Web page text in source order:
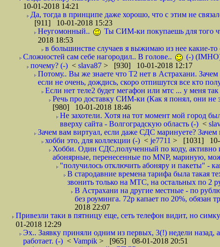
10-01-2018 14:21
Да, тогда в принципе даже хорошо, что с этим не
[911] 10-01-2018 15:23
Неугомонный..
Ты СИМ-ки покупаешь для того
2018 18:53
в большинстве случаев я выжимаю из нее какие-то
Сложностей сам себе нагородил.. В голове..
(-)
почему? (-) < slava87 > [930] 10-01-2018 12:17
Потому.. Вы же знаете что Т2 нет в Астрахани.
если не очень, дождись, скоро отпишутся все кто
Если нет теле2 будет мегафон или мтс ... у меня
Речь про доставку СИМ-ки (Как я понял, они не
[980] 10-01-2018 18:46
Не захотели. Хотя на тот момент мой город
вверху сайта - Волгоградскую область (-) <
Зачем вам виртуал, если даже СДС маринуете?
хобби это, для коллекции (-) < je7711 > [1031] 10-
Хобби. Один СДС,полученный по коду, активно
абонярные, перенесенные по MNP, мариную,
"получилось отключить абоняру и пакеты" -
В стародавние времена тарифа была такая
звонить только на МТС, на остальных по 2
В Астрахани на другие местные - по
без роуминга. 72р капает по 20%, обязан
2018 22:07
Привезли таки в пятницу еще, сеть телефон видит, но
01-2018 12:29
Эх.. Заявку приняли одним из первых, 3(!) недели назад,
работает. (-) < Vampik > [965] 08-01-2018 20:51